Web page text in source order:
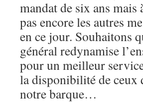
mandat de six ans mais
pas encore les autres
en ce jour. Souhaitons
général redynamise
pour un meilleur
la disponibilité de ceux
notre barque…